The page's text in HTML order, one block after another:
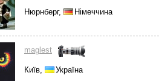
Нюрнберг, Німеччина
maglest
Київ, Україна